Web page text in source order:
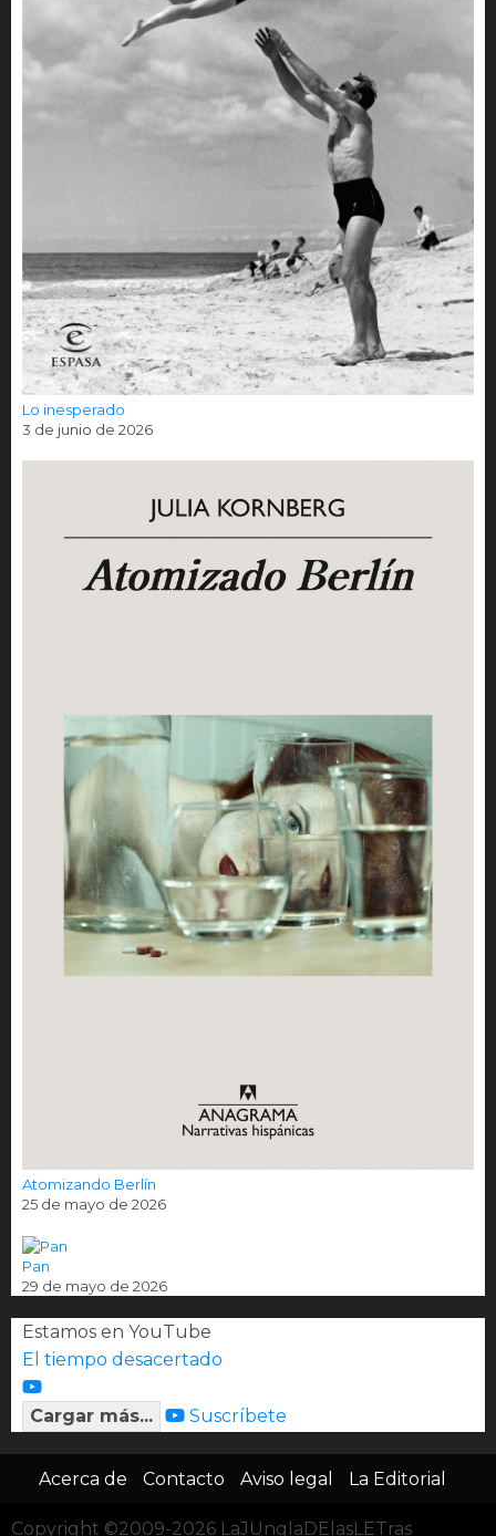
Lo inesperado
3 de junio de 2026
Atomizando Berlín
25 de mayo de 2026
Pan
29 de mayo de 2026
Estamos en YouTube
El tiempo desacertado
Cargar más... Suscríbete
Acerca de Contacto Aviso legal La Editorial
Copyright ©2009-2026 LaJUnglaDElasLETras